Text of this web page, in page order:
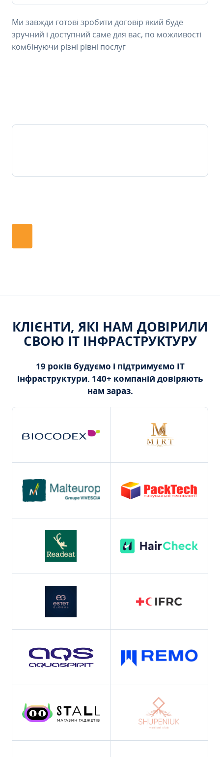
Ми завжди готові зробити договір який буде
зручний і доступний саме для вас, по можливості
комбінуючи різні рівні послуг
КЛІЄНТИ, ЯКІ НАМ ДОВІРИЛИ
СВОЮ ІТ ІНФРАСТРУКТУРУ
19 років будуємо і підтримуємо ІТ
інфраструктури. 140+ компаній довіряють
нам зараз.